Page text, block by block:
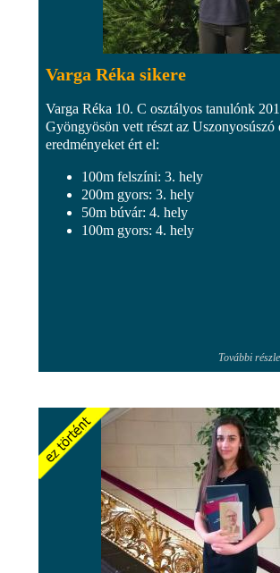
Varga Réka sikere
Varga Réka 10. C osztályos tanulónk
Gyöngyösön vett részt az
eredményeket ért el:
100m felszíni: 3. hely
200m gyors: 3. hely
50m búvár: 4. hely
100m gyors: 4. hely
További